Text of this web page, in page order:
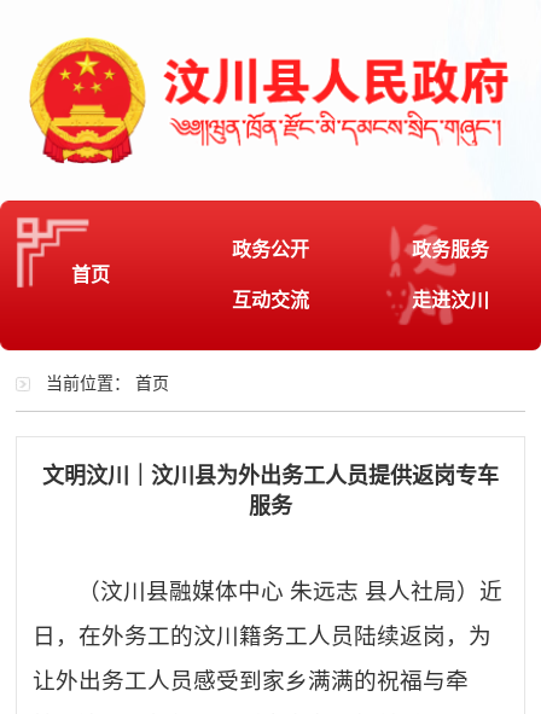
首页
政务公开 政务服务
互动交流 走进汶川
当前位置：首页
文明汶川｜汶川县为外出务工人员提供返岗专车
服务
（汶川县融媒体中心 朱远志 县人社局）近
日，在外务工的汶川籍务工人员陆续返岗，为
让外出务工人员感受到家乡满满的祝福与牵